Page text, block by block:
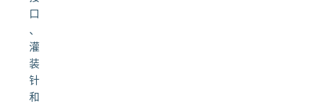
口
、
灌
装
针
和